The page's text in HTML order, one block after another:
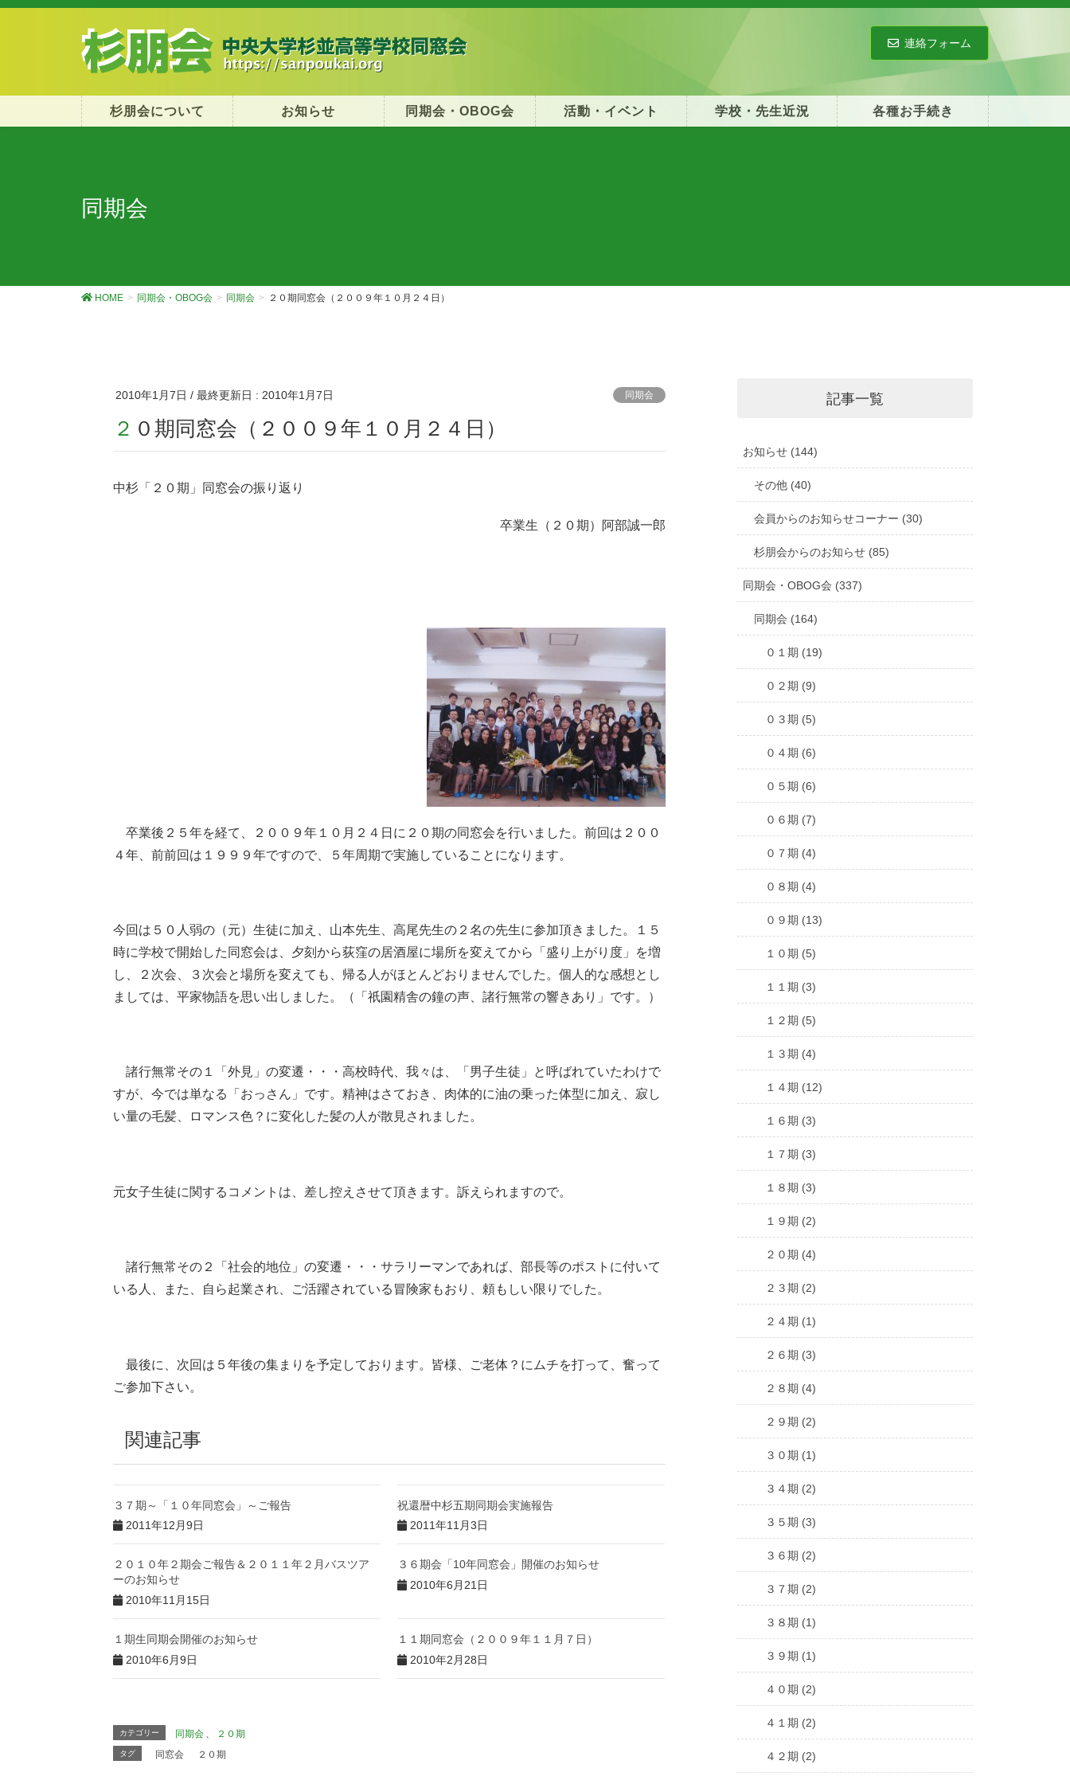
連絡フォーム
杉朋会について お知らせ 同期会・OBOG会 活動・イベント 学校・先生近況 各種お手続き
同期会
HOME 同期会・OBOG会 同期会 ２０期同窓会（２００９年１０月２４日）
2010年1月7日 / 最終更新日 : 2010年1月7日 同期会
２０期同窓会（２００９年１０月２４日）
中杉「２０期」同窓会の振り返り
卒業生（２０期）阿部誠一郎
卒業後２５年を経て、２００９年１０月２４日に２０期の同窓会を行いました。前回は２００
４年、前前回は１９９９年ですので、５年周期で実施していることになります。
今回は５０人弱の（元）生徒に加え、山本先生、高尾先生の２名の先生に参加頂きました。１５
時に学校で開始した同窓会は、夕刻から荻窪の居酒屋に場所を変えてから「盛り上がり度」を増
し、２次会、３次会と場所を変えても、帰る人がほとんどおりませんでした。個人的な感想とし
ましては、平家物語を思い出しました。（「祇園精舎の鐘の声、諸行無常の響きあり」です。）
諸行無常その１「外見」の変遷・・・高校時代、我々は、「男子生徒」と呼ばれていたわけで
すが、今では単なる「おっさん」です。精神はさておき、肉体的に油の乗った体型に加え、寂し
い量の毛髪、ロマンス色？に変化した髪の人が散見されました。
元女子生徒に関するコメントは、差し控えさせて頂きます。訴えられますので。
諸行無常その２「社会的地位」の変遷・・・サラリーマンであれば、部長等のポストに付いて
いる人、また、自ら起業され、ご活躍されている冒険家もおり、頼もしい限りでした。
最後に、次回は５年後の集まりを予定しております。皆様、ご老体？にムチを打って、奮って
ご参加下さい。
関連記事
３７期～「１０年同窓会」～ご報告
2011年12月9日
祝還暦中杉五期同期会実施報告
2011年11月3日
２０１０年２期会ご報告＆２０１１年２月バスツア
ーのお知らせ
2010年11月15日
３６期会「10年同窓会」開催のお知らせ
2010年6月21日
１期生同期会開催のお知らせ
2010年6月9日
１１期同窓会（２００９年１１月７日）
2010年2月28日
カテゴリー 同期会 、 ２０期
タグ 同窓会 ２０期
記事一覧
お知らせ (144)
その他 (40)
会員からのお知らせコーナー (30)
杉朋会からのお知らせ (85)
同期会・OBOG会 (337)
同期会 (164)
０１期 (19)
０２期 (9)
０３期 (5)
０４期 (6)
０５期 (6)
０６期 (7)
０７期 (4)
０８期 (4)
０９期 (13)
１０期 (5)
１１期 (3)
１２期 (5)
１３期 (4)
１４期 (12)
１６期 (3)
１７期 (3)
１８期 (3)
１９期 (2)
２０期 (4)
２３期 (2)
２４期 (1)
２６期 (3)
２８期 (4)
２９期 (2)
３０期 (1)
３４期 (2)
３５期 (3)
３６期 (2)
３７期 (2)
３８期 (1)
３９期 (1)
４０期 (2)
４１期 (2)
４２期 (2)